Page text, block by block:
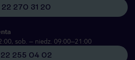
22 270 31 20
sob. – niedz. 09:00–21:00
22 255 04 02